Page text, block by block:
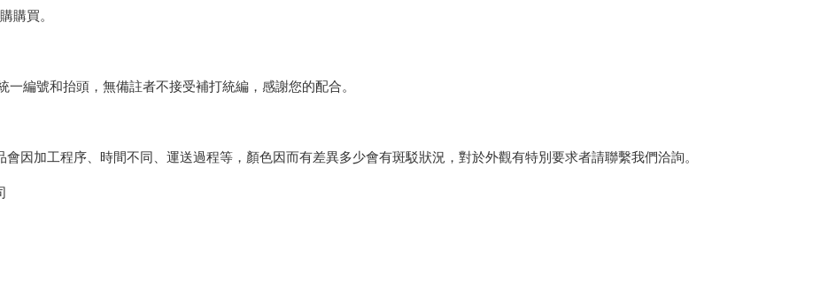
購買。
編號和抬頭，無備註者不接受補打統編，感謝您的配合。
因加工程序、時間不同、運送過程等，顏色因而有差異多少會有斑駁狀況，對於外觀有特別要求者請聯繫我們洽詢。